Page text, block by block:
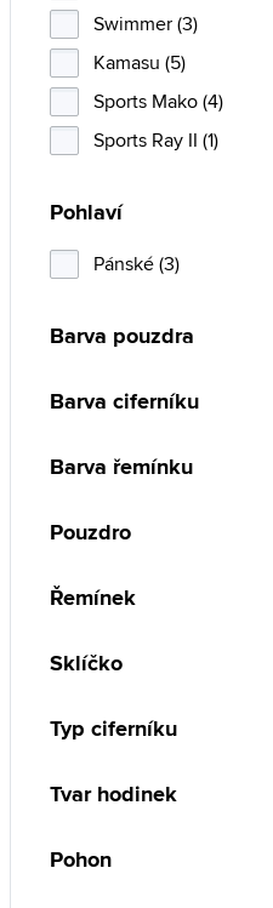
Swimmer (3)
Kamasu (5)
Sports Mako (4)
Sports Ray II (1)
Pohlaví
Pánské (3)
Barva pouzdra
Barva ciferníku
Barva řemínku
Pouzdro
Řemínek
Sklíčko
Typ ciferníku
Tvar hodinek
Pohon